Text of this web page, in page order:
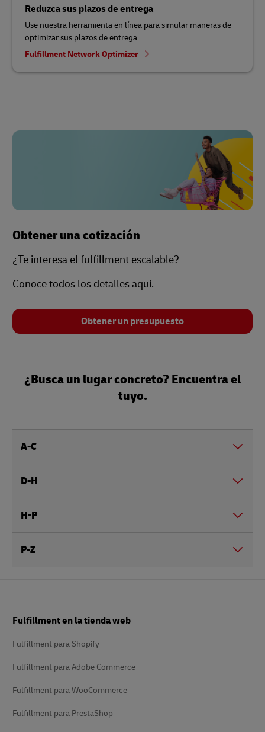
Reduzca sus plazos de entrega
Use nuestra herramienta en línea para simular maneras de
optimizar sus plazos de entrega
Fulfillment Network Optimizer
Obtener una cotización
¿Te interesa el fulfillment escalable?
Conoce todos los detalles aquí.
Obtener un presupuesto
¿Busca un lugar concreto? Encuentra el
tuyo.
A-C
D-H
H-P
P-Z
de
Fulfillment en la tienda web
Fulfillment para Shopify
Fulfillment para Adobe Commerce
Fulfillment para WooCommerce
Fulfillment para PrestaShop